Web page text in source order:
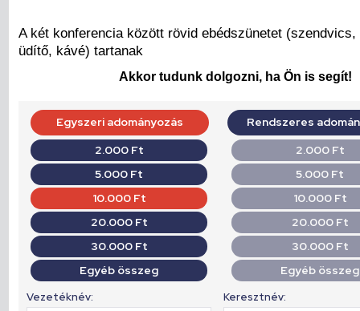
A két konferencia között rövid ebédszünetet (szendvics,
üdítő, kávé) tartanak
Akkor tudunk dolgozni, ha Ön is segít!